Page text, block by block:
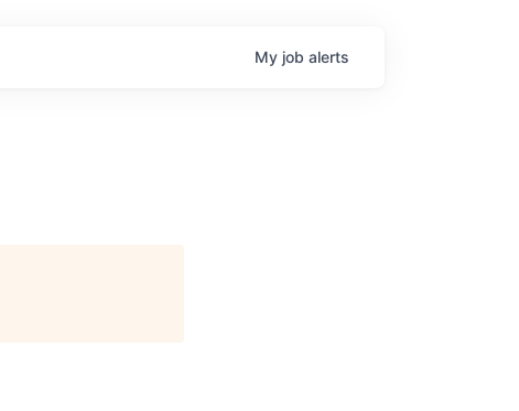
My job alerts